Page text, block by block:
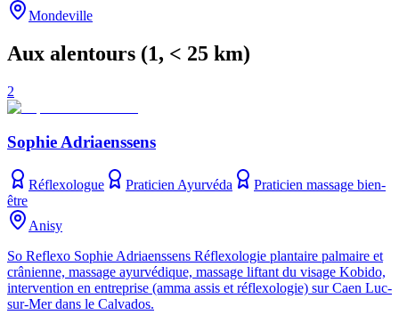
Mondeville
Aux alentours (1, < 25 km)
2
Sophie Adriaenssens
Réflexologue Praticien Ayurvéda
Praticien massage bien-
être
Anisy
So Reflexo Sophie Adriaenssens Réflexologie plantaire palmaire et
crânienne, massage ayurvédique, massage liftant du visage Kobido,
intervention en entreprise (amma assis et réflexologie) sur Caen Luc-
sur-Mer dans le Calvados.